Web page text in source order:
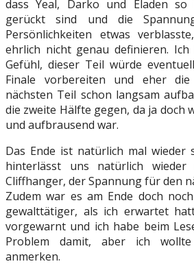
dass Yeal, Darko und Eladen
gerückt sind und die
Persönlichkeiten etwas
ehrlich nicht genau definieren.
Gefühl, dieser Teil würde
Finale vorbereiten und eher
nächsten Teil schon langsam
die zweite Hälfte gegen, da ja doch
und aufbrausend war.
Das Ende ist natürlich mal wieder
hinterlässt uns natürlich
Cliffhanger, der Spannung für den
Zudem war es am Ende doch
gewalttätiger, als ich erwartet
vorgewarnt und ich habe beim
Problem damit, aber ich
anmerken.